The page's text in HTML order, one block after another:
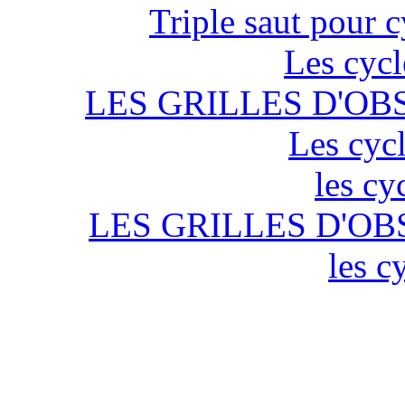
Triple saut pour
Les
LES GRILLES
Les
les
LES GRILLES
les